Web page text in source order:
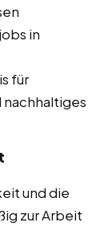
in
für
und die
zur Arbeit